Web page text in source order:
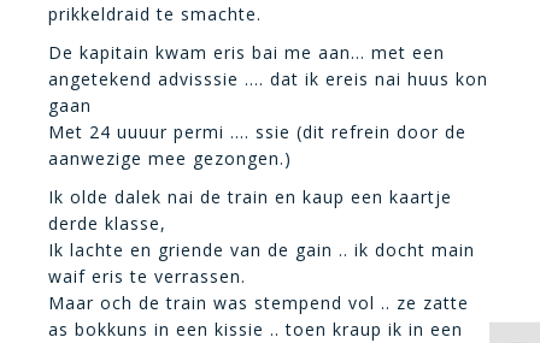
prikkeldraid te smachte.
De kapitain kwam eris bai me aan… met een
angetekend advisssie …. dat ik ereis nai huus kon
gaan
Met 24 uuuur permi …. ssie (dit refrein door de
aanwezige mee gezongen.)
Ik olde dalek nai de train en kaup een kaartje
derde klasse,
Ik lachte en griende van de gain .. ik docht main
waif eris te verrassen.
Maar och de train was stempend vol .. ze zatte
as bokkuns in een kissie .. toen kraup ik in een